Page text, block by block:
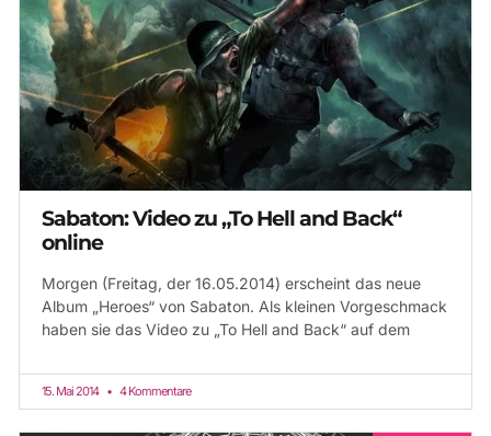
Sabaton: Video zu „To Hell and Back“
online
Morgen (Freitag, der 16.05.2014) erscheint das neue
Album „Heroes“ von Sabaton. Als kleinen Vorgeschmack
haben sie das Video zu „To Hell and Back“ auf dem
15. Mai 2014 4 Kommentare